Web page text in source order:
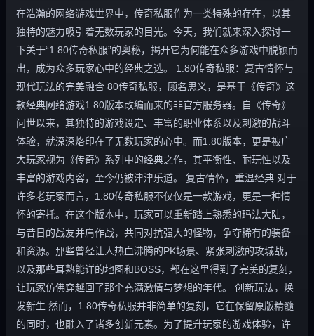
在浩瀚的网络游戏世界中，传奇私服作为一类特殊的存在，以其
独特的魅力吸引着无数玩家的目光。今天，我们就来深入探讨一
下关于“1.80传奇私服”的奥秘，揭开它为何能在众多游戏中脱颖而
出，成为众多玩家心中的经典之选。 1.80传奇私服：复古情怀与
现代玩法的完美融合 80传奇私服，顾名思义，是基于《传奇》这
款经典网络游戏1.80版本改编而来的非官方服务器。自《传奇》
问世以来，其独特的游戏设定、丰富的职业体系以及刺激的战斗
体验，就深深烙印在了无数玩家的心中。而1.80版本，更是被广
大玩家视为《传奇》系列中的经典之作，其平衡性、耐玩性以及
丰富的游戏内容，至今仍被津津乐道。 复古情怀，重温经典 对于
许多老玩家而言，1.80传奇私服不仅仅是一款游戏，更是一种情
怀的寄托。在这个版本中，玩家可以重新踏上熟悉的玛法大陆，
与昔日的战友并肩作战，共同对抗强大的怪物，争夺稀有的装备
和资源。那些曾经让人热血沸腾的PK场景、紧张刺激的攻城战，
以及那些耳熟能详的地图和BOSS，都在这里得到了完美的复刻，
让玩家仿佛穿越回了那个充满激情与梦想的年代。 创新玩法，焕
发新生 然而，1.80传奇私服并非简单的复刻，它在保留原版精髓
的同时，也融入了诸多创新元素。为了提升玩家的游戏体验，许